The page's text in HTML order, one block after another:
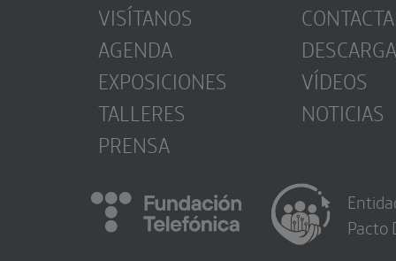
VISÍTANOS
AGENDA
EXPOSICIONES
TALLERES
PRENSA
CONTACTA
VÍDEOS
NOTICIAS
Pacto